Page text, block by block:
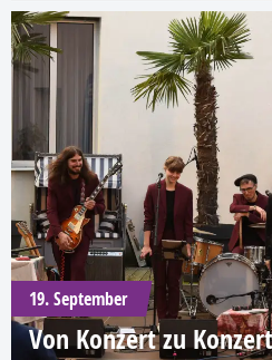
19. September
Von Konzert zu